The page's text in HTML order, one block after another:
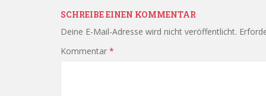
SCHREIBE EINEN KOMMENTAR
Deine E-Mail-Adresse wird nicht veröffentlicht.
Kommentar *